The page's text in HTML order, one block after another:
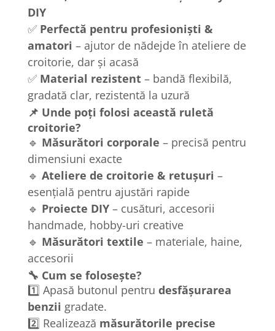
DIY
✅ Perfectă pentru profesioniști &
amatori – ajutor de nădejde în ateliere de
croitorie, dar și acasă
✅ Material rezistent – bandă flexibilă,
gradată clar, rezistentă la uzură
📌 Unde poți folosi această ruletă
croitorie?
🔹 Măsurători corporale – precisă pentru
dimensiuni exacte
🔹 Ateliere de croitorie & retușuri –
esențială pentru ajustări rapide
🔹 Proiecte DIY – cusături, accesorii
handmade, hobby-uri creative
🔹 Măsurători textile – materiale, haine,
accesorii
🔧 Cum se folosește?
1️⃣ Apasă butonul pentru desfășurarea
benzii gradate.
2️⃣ Realizează măsurătorile precise